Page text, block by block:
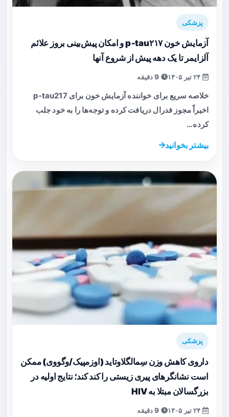
پزشکی
آزمایش خون p‑tau۲۱۷ و امکان پیش‌بینی بروز علائم
آلزایمر تا یک دهه پیش از شروع آنها
خلاصه سریع برای خواننده آزمایش خون برای p‑tau217
اخیراً مجوز فدرال دریافت کرده و توجه‌ها را به خود جلب
کرده…
بیشتر بخوانید
پزشکی
داروی کاهش وزن سِمالگلاوتاید (اوزمپیک/وگووی) ممکن
است نشانگرهای پیری زیستی را کند کند؛ نتایج اولیه در
بزرگسالان مبتلا به HIV